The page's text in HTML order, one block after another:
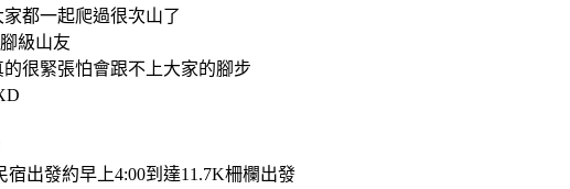
都一起爬過很次山了
級山友
很緊張怕會跟不上大家的腳步
出發約早上4:00到達11.7K柵欄出發